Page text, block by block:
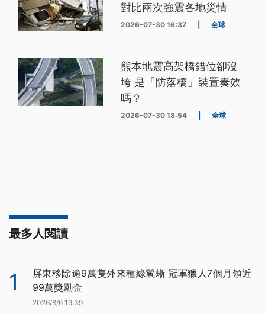
對比兩次強震各地災情
2026-07-30 16:37 全球
熊本地震高架橋錯位卻沒
垮 是「防落橋」裝置奏效
嗎？
2026-07-30 18:54 全球
最多人閱讀
1
屏東移除逾9萬隻外來種綠鬣蜥 冠軍獵人7個月領近
99萬獎勵金
2026/8/6 19:39